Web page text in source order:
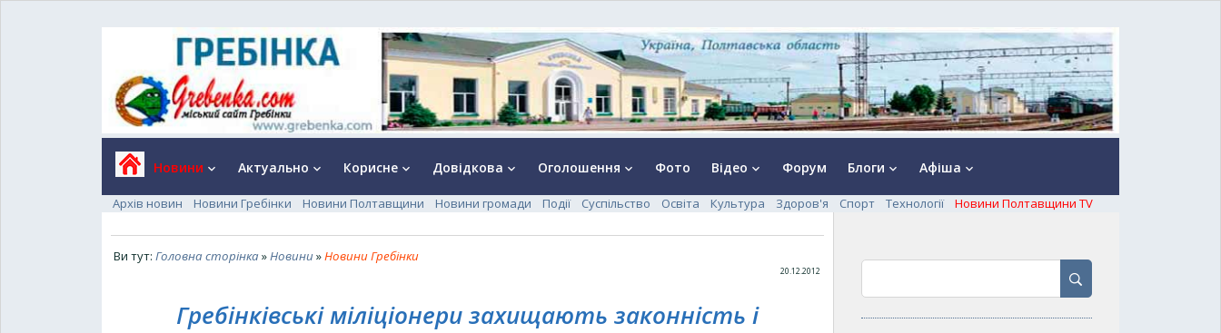
Новини keyboard_arrow_down Актуально keyboard_arrow_down Корисне keyboard_arrow_down Довідкова keyboard_arrow_down Оголошення keyboard_arrow_down Фото Відео keyboard_arrow_down Форум Блоги keyboard_arrow_down Афіша keyboard_arrow_down
Архів новин Новини Гребінки Новини Полтавщини Новини громади Події Суспільство Освіта Культура Здоров'я Спорт Технології Новини Полтавщини TV
Ви тут: Головна сторінка»Новини»Новини Гребінки
20.12.2012
Гребінківські міліціонери захищають законність і